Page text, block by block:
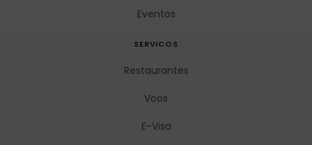
Eventos
SERVICOS
Restaurantes
Voos
E-Visa